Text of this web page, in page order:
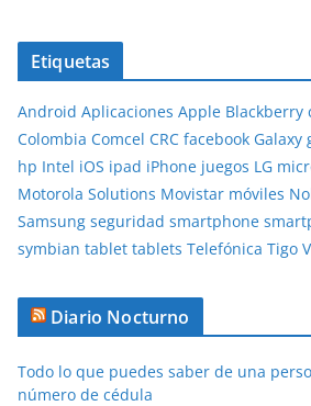
Etiquetas
Android Aplicaciones Apple Blackberry
Colombia Comcel CRC facebook Galaxy
hp Intel iOS ipad iPhone juegos LG
Motorola Solutions Movistar móviles
Samsung seguridad smartphone
symbian tablet tablets Telefónica Tigo
Diario Nocturno
Todo lo que puedes saber de una
número de cédula